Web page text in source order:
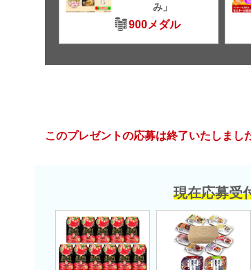
み」
900メダル
このプレゼントの応募は終了いたしまし
現在応募受